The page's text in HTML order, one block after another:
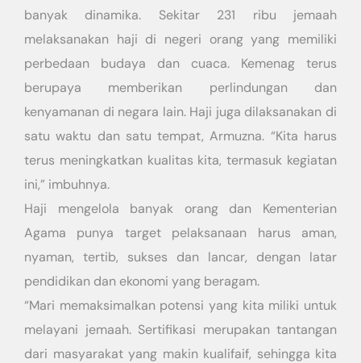
banyak dinamika. Sekitar 231 ribu jemaah
melaksanakan haji di negeri orang yang memiliki
perbedaan budaya dan cuaca. Kemenag terus
berupaya memberikan perlindungan dan
kenyamanan di negara lain. Haji juga dilaksanakan di
satu waktu dan satu tempat, Armuzna. “Kita harus
terus meningkatkan kualitas kita, termasuk kegiatan
ini,” imbuhnya.
Haji mengelola banyak orang dan Kementerian
Agama punya target pelaksanaan harus aman,
nyaman, tertib, sukses dan lancar, dengan latar
pendidikan dan ekonomi yang beragam.
“Mari memaksimalkan potensi yang kita miliki untuk
melayani jemaah. Sertifikasi merupakan tantangan
dari masyarakat yang makin kualifaif, sehingga kita